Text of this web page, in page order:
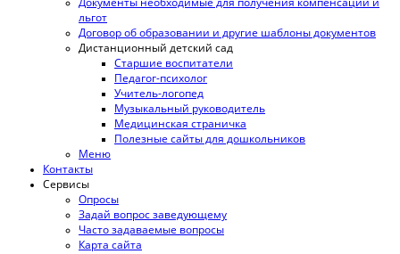
льгот
Договор об образовании и другие шаблоны документов
Дистанционный детский сад
Старшие воспитатели
Педагог-психолог
Учитель-логопед
Музыкальный руководитель
Медицинская страничка
Полезные сайты для дошкольников
Меню
Контакты
Сервисы
Опросы
Задай вопрос заведующему
Часто задаваемые вопросы
Карта сайта